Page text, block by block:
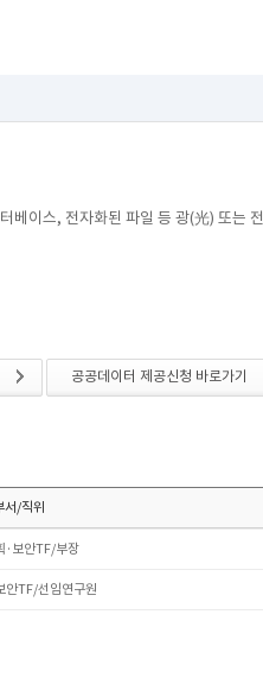
이스, 전자화된 파일 등 광(光) 또는
공공데이터 제공신청 바로가기
서/직위
·보안TF/부장
안TF/선임연구원